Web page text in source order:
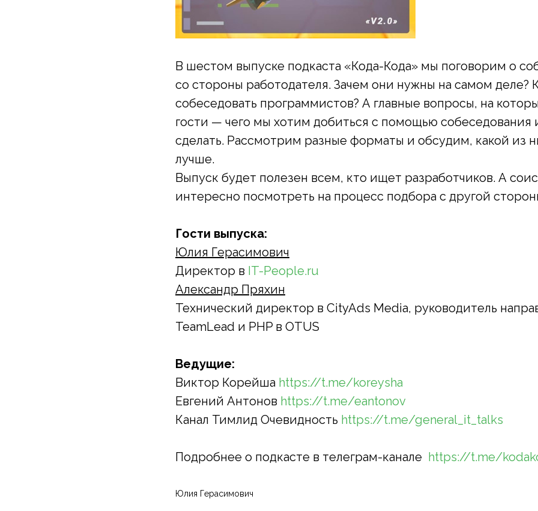
В шестом выпуске подкаста «Кода-Кода» мы поговорим о
со стороны работодателя. Зачем они нужны на самом деле?
собеседовать программистов? А главные вопросы, на
гости — чего мы хотим добиться с помощью собеседования
сделать. Рассмотрим разные форматы и обсудим, какой из
лучше.
Выпуск будет полезен всем, кто ищет разработчиков. А
интересно посмотреть на процесс подбора с другой
Гости выпуска:
Юлия Герасимович
Директор в IT-People.ru
Александр Пряхин
Технический директор в CityAds Media, руководитель
TeamLead и PHP в OTUS
Ведущие:
Виктор Корейша https://t.me/koreysha
Евгений Антонов https://t.me/eantonov
Канал Тимлид Очевидность https://t.me/general_it_talks
Подробнее о подкасте в телеграм-канале https://t.me/
Юлия Герасимович